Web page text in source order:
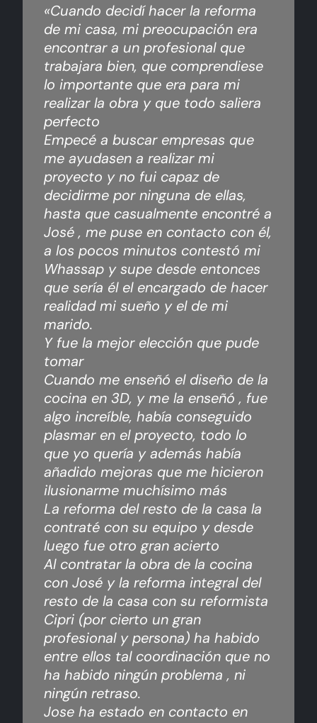
«Cuando decidí hacer la reforma
de mi casa, mi preocupación era
encontrar a un profesional que
trabajara bien, que comprendiese
lo importante que era para mi
realizar la obra y que todo saliera
perfecto
Empecé a buscar empresas que
me ayudasen a realizar mi
proyecto y no fui capaz de
decidirme por ninguna de ellas,
hasta que casualmente encontré a
José , me puse en contacto con él,
a los pocos minutos contestó mi
Whassap y supe desde entonces
que sería él el encargado de hacer
realidad mi sueño y el de mi
marido.
Y fue la mejor elección que pude
tomar
Cuando me enseñó el diseño de la
cocina en 3D, y me la enseñó , fue
algo increíble, había conseguido
plasmar en el proyecto, todo lo
que yo quería y además había
añadido mejoras que me hicieron
ilusionarme muchísimo más
La reforma del resto de la casa la
contraté con su equipo y desde
luego fue otro gran acierto
Al contratar la obra de la cocina
con José y la reforma integral del
resto de la casa con su reformista
Cipri (por cierto un gran
profesional y persona) ha habido
entre ellos tal coordinación que no
ha habido ningún problema , ni
ningún retraso.
Jose ha estado en contacto en